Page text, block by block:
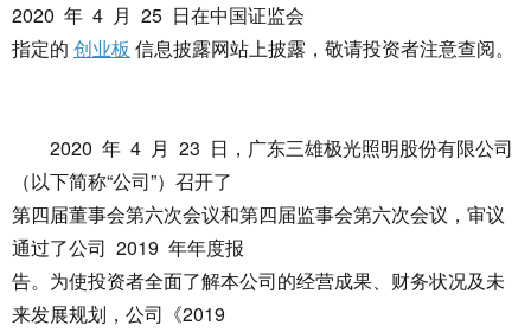
2020 年 4 月 25 日在中国证监会
指定的 创业板 信息披露网站上披露，敬请投资者注意查阅。
2020 年 4 月 23 日，广东三雄极光照明股份有限公司
（以下简称“公司”）召开了
第四届董事会第六次会议和第四届监事会第六次会议，审议
通过了公司 2019 年年度报
告。为使投资者全面了解本公司的经营成果、财务状况及未
来发展规划，公司《2019